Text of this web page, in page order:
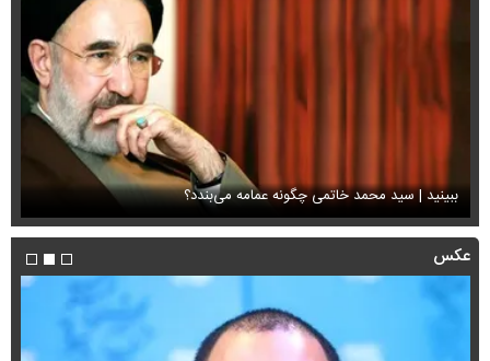
ببینید | سید محمد خاتمی چگونه عمامه می‌بندد؟
عکس